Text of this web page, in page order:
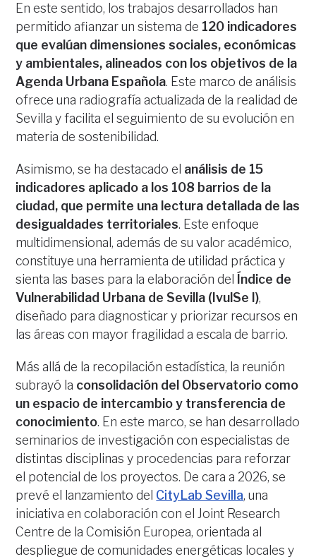
En este sentido, los trabajos desarrollados han
permitido afianzar un sistema de 120 indicadores
que evalúan dimensiones sociales, económicas
y ambientales, alineados con los objetivos de la
Agenda Urbana Española. Este marco de análisis
ofrece una radiografía actualizada de la realidad de
Sevilla y facilita el seguimiento de su evolución en
materia de sostenibilidad.
Asimismo, se ha destacado el análisis de 15
indicadores aplicado a los 108 barrios de la
ciudad, que permite una lectura detallada de las
desigualdades territoriales. Este enfoque
multidimensional, además de su valor académico,
constituye una herramienta de utilidad práctica y
sienta las bases para la elaboración del
Índice de
Vulnerabilidad Urbana de Sevilla (IvulSe I),
diseñado para diagnosticar y priorizar recursos en
las áreas con mayor fragilidad a escala de barrio.
Más allá de la recopilación estadística, la reunión
subrayó la consolidación del Observatorio como
un espacio de intercambio y transferencia de
conocimiento. En este marco, se han desarrollado
seminarios de investigación con especialistas de
distintas disciplinas y procedencias para reforzar
el potencial de los proyectos. De cara a 2026, se
prevé el lanzamiento del CityLab Sevilla, una
iniciativa en colaboración con el Joint Research
Centre de la Comisión Europea, orientada al
despliegue de comunidades energéticas locales y